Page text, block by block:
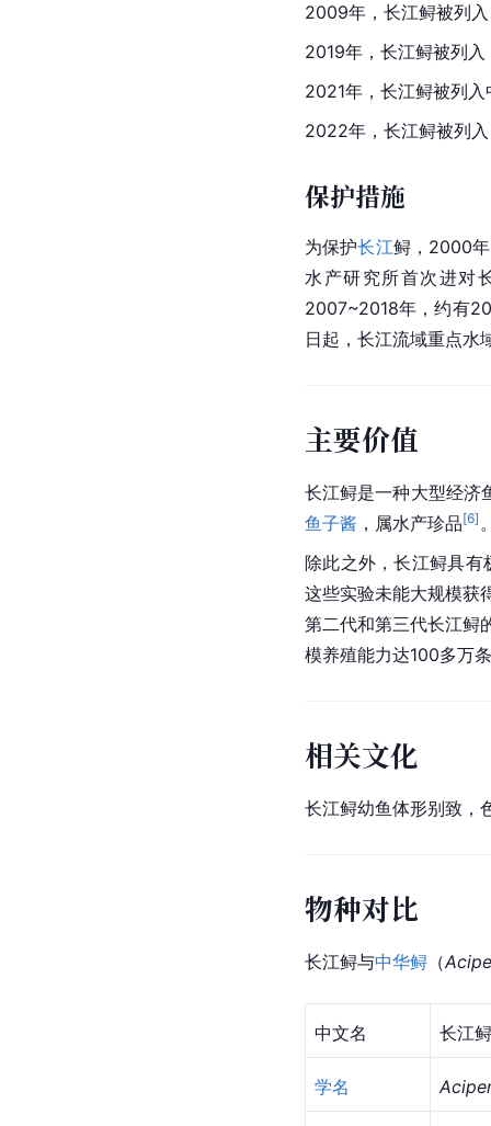
2009年，长江鲟被列
2019年，长江鲟被列
2021年，长江鲟被列
2022年，长江鲟被列
保护措施
为保护长江鲟，2000
水产研究所首次进对
2007~2018年，约有
日起，长江流域重点水
主要价值
长江鲟是一种大型经济
鱼子酱 ，属水产珍品[6]
除此之外，长江鲟具
这些实验未能大规模获
第二代和第三代长江鲟
模养殖能力达100多万条
相关文化
长江鲟幼鱼体形别致，
物种对比
长江鲟与中华鲟 （
中文名 长江鲟
学名